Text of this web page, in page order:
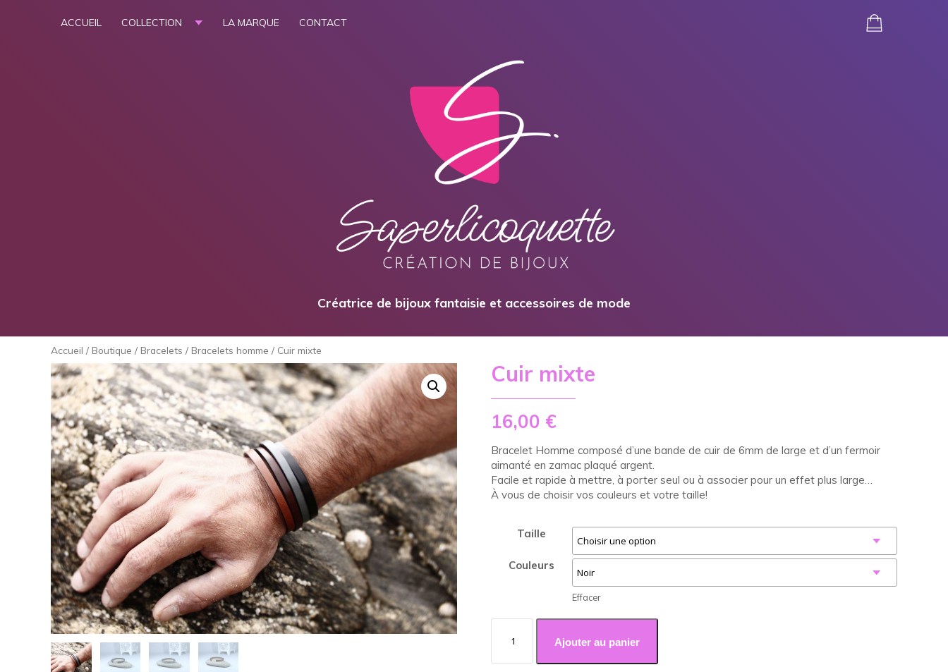
ACCUEIL COLLECTION LA MARQUE CONTACT
Créatrice de bijoux fantaisie et accessoires de mode
Accueil / Boutique / Bracelets / Bracelets homme / Cuir mixte
Cuir mixte
16,00 €
Bracelet Homme composé d’une bande de cuir de 6mm de large et d’un fermoir
aimanté en zamac plaqué argent.
Facile et rapide à mettre, à porter seul ou à associer pour un effet plus large…
À vous de choisir vos couleurs et votre taille!
Taille
Couleurs
Effacer
Ajouter au panier